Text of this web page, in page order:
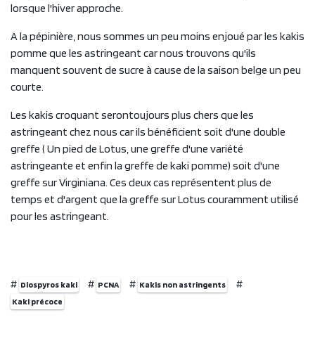
lorsque l'hiver approche.
A la pépinière, nous sommes un peu moins enjoué par les kakis
pomme que les astringeant car nous trouvons qu'ils
manquent souvent de sucre à cause de la saison belge un peu
courte.
Les kakis croquant serontoujours plus chers que les
astringeant chez nous car ils bénéficient soit d'une double
greffe ( Un pied de Lotus, une greffe d'une variété
astringeante et enfin la greffe de kaki pomme) soit d'une
greffe sur Virginiana. Ces deux cas représentent plus de
temps et d'argent que la greffe sur Lotus couramment utilisé
pour les astringeant.
# Diospyros kaki # PCNA # Kakis non astringents #
Kaki précoce